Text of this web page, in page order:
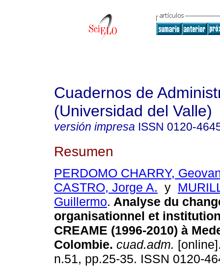
Cuadernos de
(Universidad del Valle)
versión impresa ISSN 0120-
Resumen
PERDOMO CHARRY,
CASTRO, Jorge A. y
Guillermo. Analyse du
organisationnel et
CREAME (1996-2010) à
Colombie. cuad.adm.
n.51, pp.25-35. ISSN 0120-